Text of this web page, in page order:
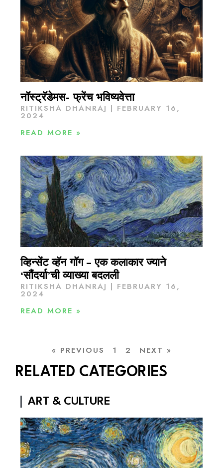
नॉस्ट्रॅडेमस- फ्रेंच भविष्यवेत्ता
RITIKSHA DHANRAJ FEBRUARY 16,
2024
READ MORE »
व्हिन्सेंट व्हॅन गॉग – एक कलाकार ज्याने
‘सौंदर्या’ची व्याख्या बदलली
RITIKSHA DHANRAJ FEBRUARY 16,
2024
READ MORE »
« PREVIOUS 1 2 NEXT »
RELATED CATEGORIES
ART & CULTURE